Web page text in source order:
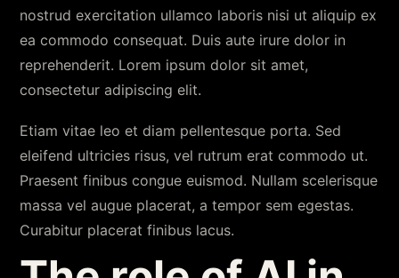
nostrud exercitation ullamco laboris nisi ut aliquip ex
ea commodo consequat. Duis aute irure dolor in
reprehenderit. Lorem ipsum dolor sit amet,
consectetur adipiscing elit.
Etiam vitae leo et diam pellentesque porta. Sed
eleifend ultricies risus, vel rutrum erat commodo ut.
Praesent finibus congue euismod. Nullam scelerisque
massa vel augue placerat, a tempor sem egestas.
Curabitur placerat finibus lacus.